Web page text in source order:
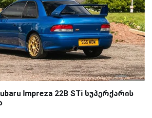
Impreza 22B STi სუპერქარის